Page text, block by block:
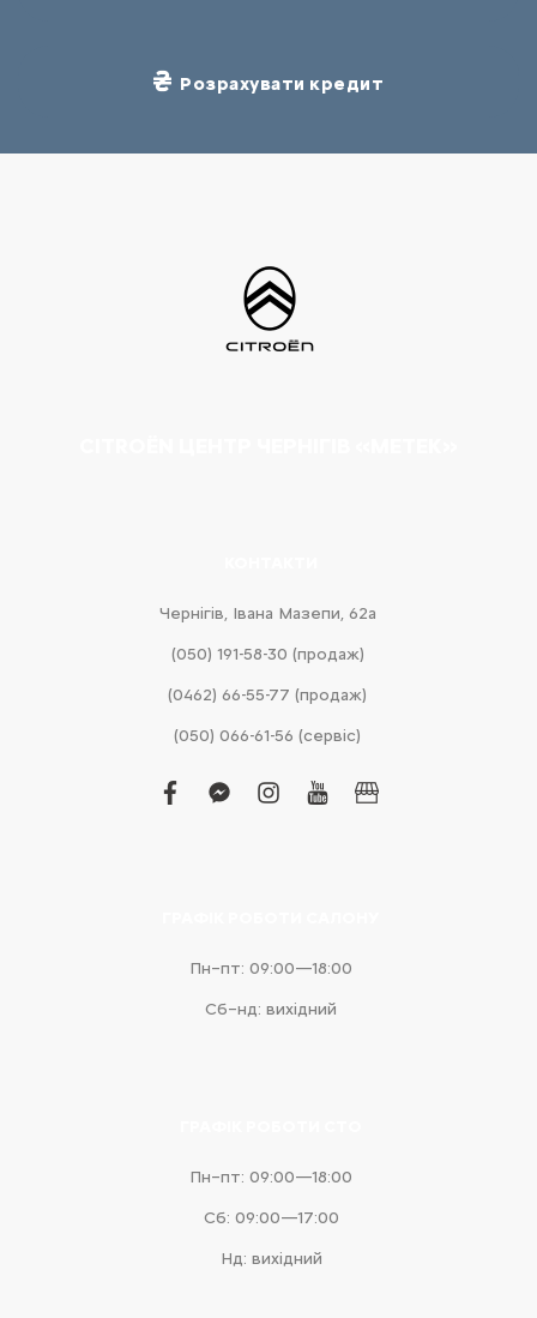
Розрахувати кредит
Чернігів, Івана Мазепи, 62а
(050) 191-58-30 (продаж)
(0462) 66-55-77 (продаж)
(050) 066-61-56 (сервіс)
facebook
facebook-
instagram
youtubebusiness
Пн–пт: 09:00—18:00
Сб–нд: вихідний
Пн–пт: 09:00—18:00
Сб: 09:00—17:00
Нд: вихідний